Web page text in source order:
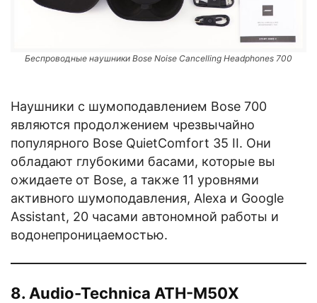
Беспроводные наушники Bose Noise Cancelling Headphones 700
Наушники с шумоподавлением Bose 700
являются продолжением чрезвычайно
популярного Bose QuietComfort 35 II. Они
обладают глубокими басами, которые вы
ожидаете от Bose, а также 11 уровнями
активного шумоподавления, Alexa и Google
Assistant, 20 часами автономной работы и
водонепроницаемостью.
8. Audio-Technica ATH-M50X